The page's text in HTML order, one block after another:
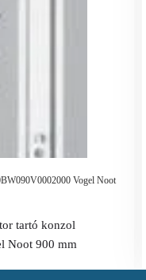
Vogel Noot
tartó konzol
900 mm